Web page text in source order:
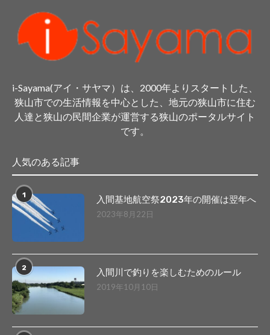
i-Sayama(アイ・サヤマ）は、2000年よりスタートした、
狭山市での生活情報を中心とした、地元の狭山市に住む
人達と狭山の民間企業が運営する狭山のポータルサイト
です。
人気のある記事
1 入間基地航空祭2023年の開催は翌年へ
2023年8月22日
2 入間川で釣りを楽しむためのルール
2019年10月10日